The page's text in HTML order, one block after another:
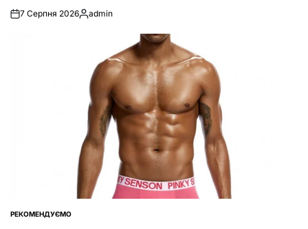
7 Серпня 2026Опубліковано
admin
ОПУБЛІКУВАТИ
РЕКОМЕНДУЄМО